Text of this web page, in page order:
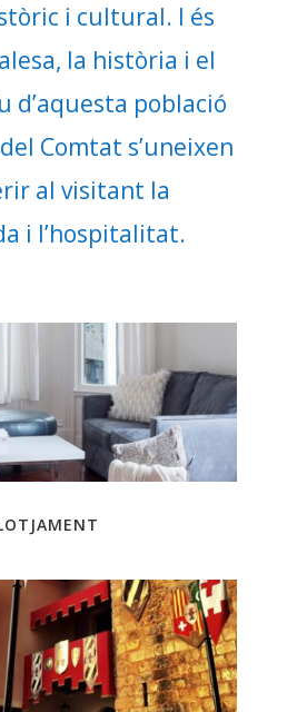
i cultural. I és
la història i el
d’aquesta població
Comtat s’uneixen
al visitant la
i l’hospitalitat.